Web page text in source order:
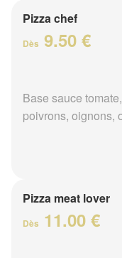
Pizza chef
Dès 9.50 €
Base sauce
poivrons, oignons,
Pizza meat lover
Dès 11.00 €